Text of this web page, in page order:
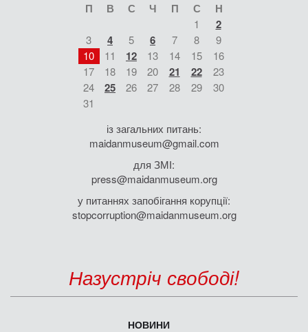
П В С Ч П С Н
1 2
3 4 5 6 7 8
9
10
11 12 13 14 15
16
17
18 19 20 21 22
23
24
25 26 27 28 29
30
31
із загальних питань:
maidanmuseum@gmail.com
для ЗМІ:
press@maidanmuseum.org
у питаннях запобігання корупції:
stopcorruption@maidanmuseum.org
Назустріч свободі!
НОВИНИ